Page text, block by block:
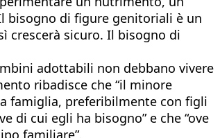
bisogno di figure genitoriali è un
crescerà sicuro. Il bisogno di
adottabili non debbano vivere
ribadisce che “il minore
famiglia, preferibilmente con figli
di cui egli ha bisogno” e che “ove
familiare”.